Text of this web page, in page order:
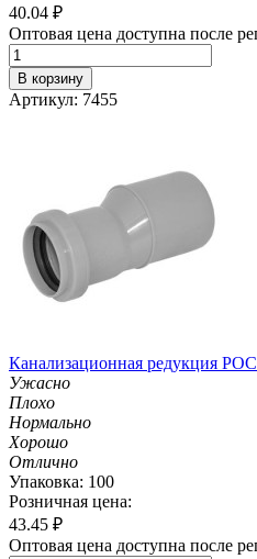
40.04 ₽
Оптовая цена доступна после
В корзину
Артикул: 7455
Канализационная редукция
Ужасно
Плохо
Нормально
Хорошо
Отлично
Упаковка: 100
Розничная цена:
43.45 ₽
Оптовая цена доступна после